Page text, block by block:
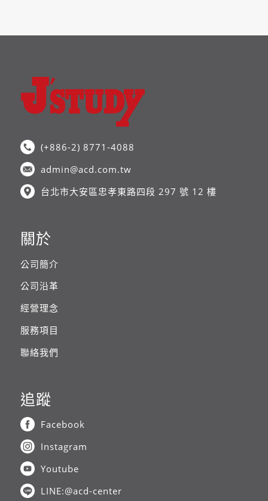
(+886-2) 8771-4088
admin@acd.com.tw
台北市大安區忠孝東路四段 297 號 12 樓
關於
公司簡介
公司沿革
經營理念
服務項目
聯絡我們
追蹤
Facebook
Instagram
Youtube
LINE:@acd-center